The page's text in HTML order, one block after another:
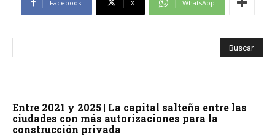
Facebook X WhatsApp
Entre 2021 y 2025 | La capital salteña entre las
ciudades con más autorizaciones para la
construcción privada